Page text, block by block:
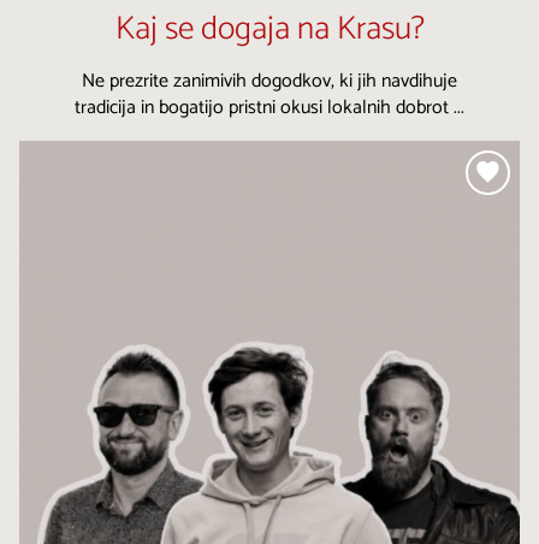
Kaj se dogaja na Krasu?
Ne prezrite zanimivih dogodkov, ki jih navdihuje
tradicija in bogatijo pristni okusi lokalnih dobrot ...